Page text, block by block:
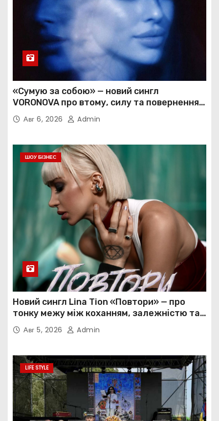
«Сумую за собою» — новий сингл
VORONOVA про втому, силу та повернення
до себе
Авг 6, 2026 Admin
ШОУ БІЗНЕС
Новий сингл Lina Tion «Повтори» — про
тонку межу між коханням, залежністю та
нав’язливою прив’язаністю
Авг 5, 2026 Admin
LIFE STYLE